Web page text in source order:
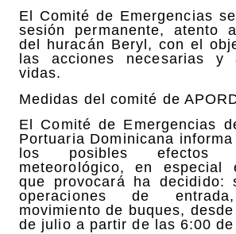
El Comité de Emergencias
sesión permanente, atento
del huracán Beryl, con el
las acciones necesarias y
vidas.
Medidas del comité de
El Comité de Emergencias
Portuaria Dominicana
los posibles efectos
meteorológico, en
que provocará ha decidido:
operaciones de
movimiento de buques,
de julio a partir de las 6:00